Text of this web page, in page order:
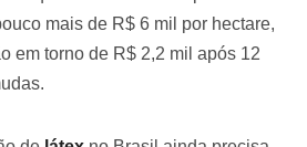
mais de R$ 6 mil por hectare,
em torno de R$ 2,2 mil após 12